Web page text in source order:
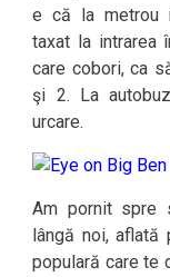
e că la metrou
taxat la intrarea
care cobori, ca
şi 2. La
urcare.
Am pornit spre
lângă noi,
populară care te